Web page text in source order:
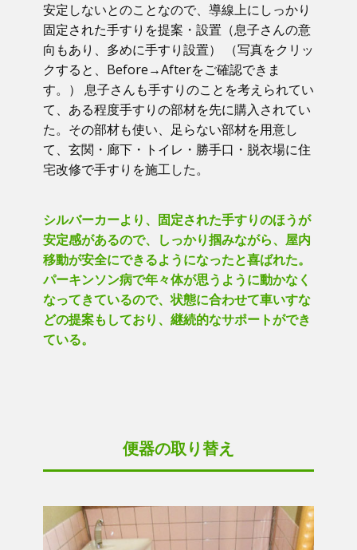
安定しないとのことなので、導線上にしっかり
固定された手すりを提案・設置（息子さんの意
向もあり、多めに手すり設置） （写真をクリッ
クすると、Before→Afterをご確認できま
す。） ​息子さんも手すりのことを考えられてい
て、ある程度手すりの部材を先に購入されてい
た。その部材も使い、足らない部材を用意し
て、玄関・廊下・トイレ・勝手口・脱衣場に住
宅改修で手すりを施工した。
シルバーカーより、固定された手すりのほうが
安定感があるので、しっかり掴みながら、屋内
移動が安全にできるようになったと喜ばれた。
パーキンソン病で年々体が思うように動かなく
なってきているので、状態に合わせて車いすな
どの提案もしており、継続的なサポートができ
ている。
便器の取り替え